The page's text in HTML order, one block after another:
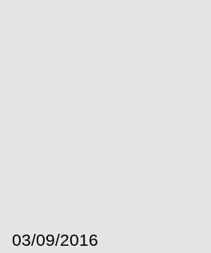
03/09/2016